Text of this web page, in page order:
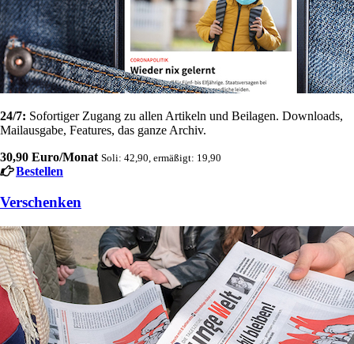
24/7: Sofortiger Zugang zu allen Artikeln und Beilagen. Downloads,
Mailausgabe, Features, das ganze Archiv.
30,90 Euro/Monat Soli: 42,90, ermäßigt: 19,90
Bestellen
Verschenken